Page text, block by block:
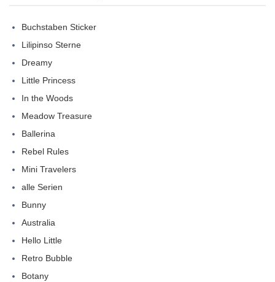
Buchstaben Sticker
Lilipinso Sterne
Dreamy
Little Princess
In the Woods
Meadow Treasure
Ballerina
Rebel Rules
Mini Travelers
alle Serien
Bunny
Australia
Hello Little
Retro Bubble
Botany